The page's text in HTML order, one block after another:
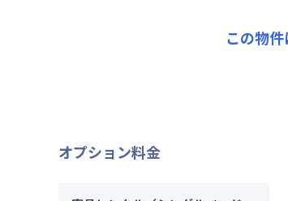
この物
オプション料金